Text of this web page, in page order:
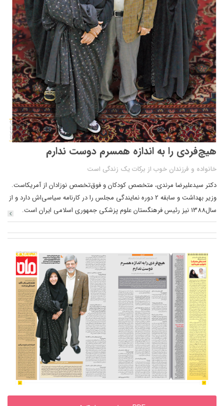
هیچ‌فردی را به اندازه همسرم دوست ندارم
خانواده و فرزندان خوب از برکات یک زندگی است
دکتر سیدعلیرضا مرندی، متخصص کودکان و فوق‌تخصص نوزادان از آمریکاست.
وزیر بهداشت و سابقه 2 دوره نمایندگی مجلس را در کارنامه سیاسی‌اش دارد و از
سال1388 نیز رئیس فرهنگستان علوم پزشکی جمهوری اسلامی ایران است.